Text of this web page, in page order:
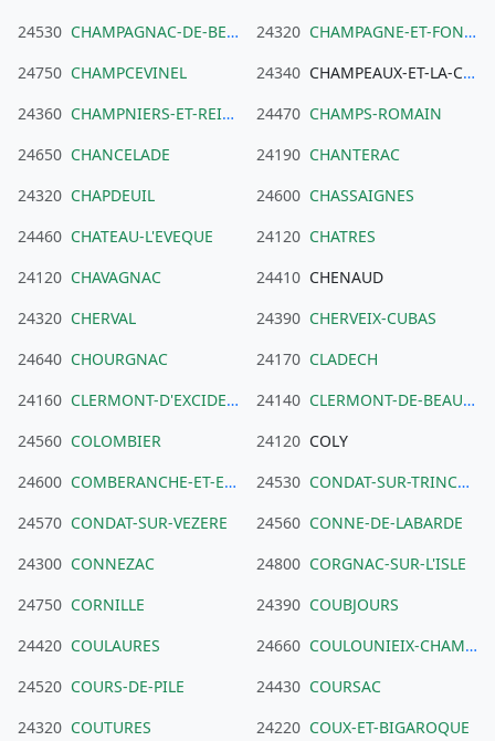
24530 CHAMPAGNAC-DE-BELAIR 24320 CHAMPAGNE-ET-FONTAINE
24750 CHAMPCEVINEL 24340 CHAMPEAUX-ET-LA-CHAPELLE-POMMIER
24360 CHAMPNIERS-ET-REILHAC 24470 CHAMPS-ROMAIN
24650 CHANCELADE 24190 CHANTERAC
24320 CHAPDEUIL 24600 CHASSAIGNES
24460 CHATEAU-L'EVEQUE 24120 CHATRES
24120 CHAVAGNAC 24410 CHENAUD
24320 CHERVAL 24390 CHERVEIX-CUBAS
24640 CHOURGNAC 24170 CLADECH
24160 CLERMONT-D'EXCIDEUIL 24140 CLERMONT-DE-BEAUREGARD
24560 COLOMBIER 24120 COLY
24600 COMBERANCHE-ET-EPELUCHE 24530 CONDAT-SUR-TRINCOU
24570 CONDAT-SUR-VEZERE 24560 CONNE-DE-LABARDE
24300 CONNEZAC 24800 CORGNAC-SUR-L'ISLE
24750 CORNILLE 24390 COUBJOURS
24420 COULAURES 24660 COULOUNIEIX-CHAMIERS
24520 COURS-DE-PILE 24430 COURSAC
24320 COUTURES 24220 COUX-ET-BIGAROQUE